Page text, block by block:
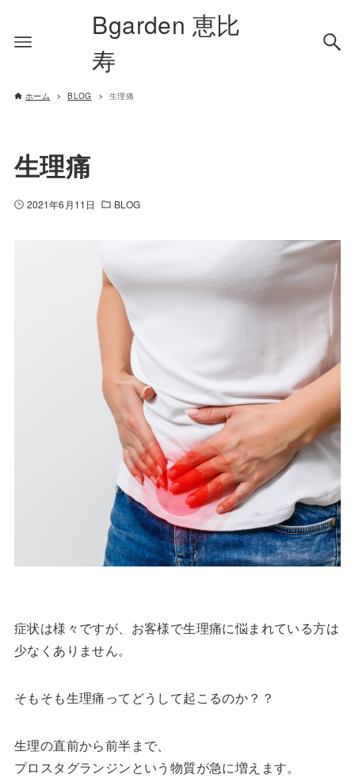
Bgarden 恵比
寿
ホーム BLOG 生理痛
生理痛
2021年6月11日 BLOG
症状は様々ですが、お客様で生理痛に悩まれている方は
少なくありません。
そもそも生理痛ってどうして起こるのか？？
生理の直前から前半まで、
プロスタグランジンという物質が急に増えます。